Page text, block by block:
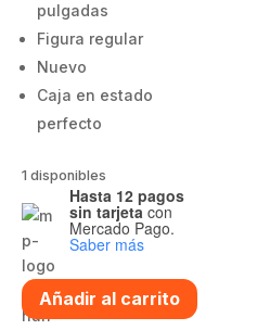
pulgadas
Figura regular
Nuevo
Caja en estado
perfecto
1 disponibles
Hasta 12 pagos
sin tarjeta con
Mercado Pago.
Saber más
Funko
pop
Añadir al carrito